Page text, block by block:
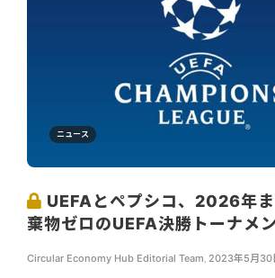
ニュース
UEFAとペプシコ、2026年
棄物ゼロのUEFA決勝トーナメ
Circular Economy Hub Editorial Team, 2023年5月30